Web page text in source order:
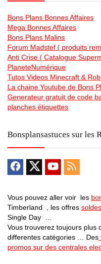
Bons Plans Bonnes Affaires
Mega Bonnes Affaires
Bons Plans Malins
Forum Madstef ( produits
Anti Crise ( Catalogue
PlaneteNumérique
Tutos Videos Minecraft &
La chaine Youtube de Bons
Generateur gratuit de code
planches étiquettes
Bonsplansastuces sur les
Vous pouvez aller voir les
Timberland , les offres soldes
Single Day …
Vous trouverez toujours plus
differentes catégories … Des
promos sur des centrales